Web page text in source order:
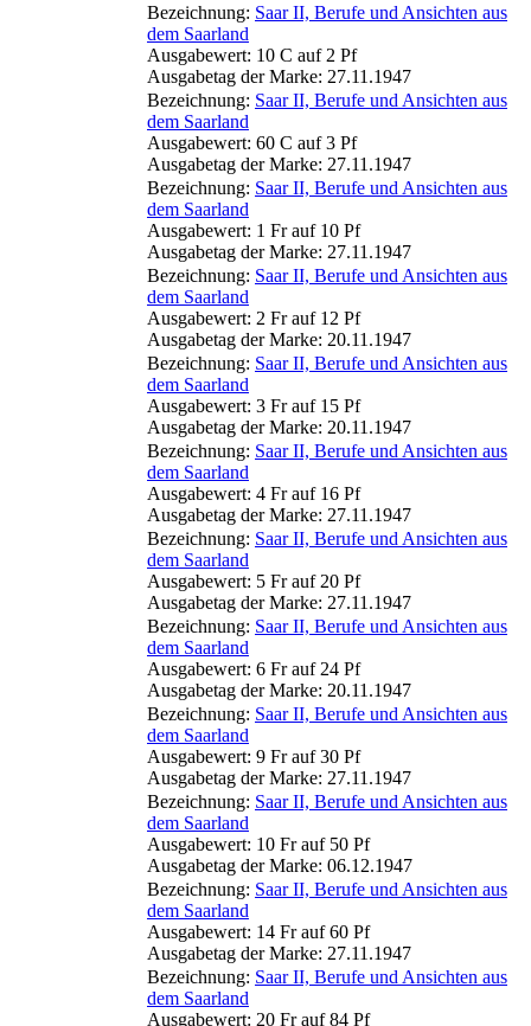
Bezeichnung: Saar II, Berufe und Ansichten aus
dem Saarland
Ausgabewert: 10 C auf 2 Pf
Ausgabetag der Marke: 27.11.1947
Bezeichnung: Saar II, Berufe und Ansichten aus
dem Saarland
Ausgabewert: 60 C auf 3 Pf
Ausgabetag der Marke: 27.11.1947
Bezeichnung: Saar II, Berufe und Ansichten aus
dem Saarland
Ausgabewert: 1 Fr auf 10 Pf
Ausgabetag der Marke: 27.11.1947
Bezeichnung: Saar II, Berufe und Ansichten aus
dem Saarland
Ausgabewert: 2 Fr auf 12 Pf
Ausgabetag der Marke: 20.11.1947
Bezeichnung: Saar II, Berufe und Ansichten aus
dem Saarland
Ausgabewert: 3 Fr auf 15 Pf
Ausgabetag der Marke: 20.11.1947
Bezeichnung: Saar II, Berufe und Ansichten aus
dem Saarland
Ausgabewert: 4 Fr auf 16 Pf
Ausgabetag der Marke: 27.11.1947
Bezeichnung: Saar II, Berufe und Ansichten aus
dem Saarland
Ausgabewert: 5 Fr auf 20 Pf
Ausgabetag der Marke: 27.11.1947
Bezeichnung: Saar II, Berufe und Ansichten aus
dem Saarland
Ausgabewert: 6 Fr auf 24 Pf
Ausgabetag der Marke: 20.11.1947
Bezeichnung: Saar II, Berufe und Ansichten aus
dem Saarland
Ausgabewert: 9 Fr auf 30 Pf
Ausgabetag der Marke: 27.11.1947
Bezeichnung: Saar II, Berufe und Ansichten aus
dem Saarland
Ausgabewert: 10 Fr auf 50 Pf
Ausgabetag der Marke: 06.12.1947
Bezeichnung: Saar II, Berufe und Ansichten aus
dem Saarland
Ausgabewert: 14 Fr auf 60 Pf
Ausgabetag der Marke: 27.11.1947
Bezeichnung: Saar II, Berufe und Ansichten aus
dem Saarland
Ausgabewert: 20 Fr auf 84 Pf